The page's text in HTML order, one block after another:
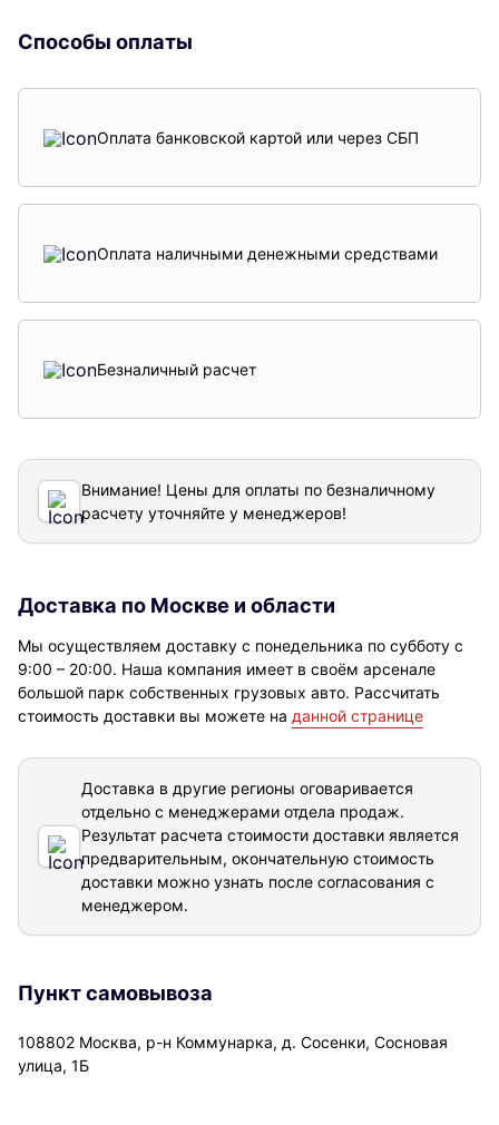
Способы оплаты
Оплата банковской картой или через СБП
Оплата наличными денежными средствами
Безналичный расчет
Внимание! Цены для оплаты по безналичному
расчету уточняйте у менеджеров!
Доставка по Москве и области
Мы осуществляем доставку с понедельника по субботу с
9:00 – 20:00. Наша компания имеет в своём арсенале
большой парк собственных грузовых авто. Рассчитать
стоимость доставки вы можете на данной странице
Доставка в другие регионы оговаривается
отдельно с менеджерами отдела продаж.
Результат расчета стоимости доставки является
предварительным, окончательную стоимость
доставки можно узнать после согласования с
менеджером.
Пункт самовывоза
108802 Москва, р-н Коммунарка, д. Сосенки, Сосновая
улица, 1Б